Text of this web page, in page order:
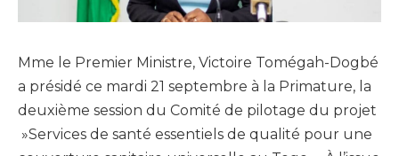
Mme le Premier Ministre, Victoire Tomégah-Dogbé
a présidé ce mardi 21 septembre à la Primature, la
deuxième session du Comité de pilotage du projet
»Services de santé essentiels de qualité pour une